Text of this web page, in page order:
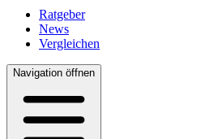
Ratgeber
News
Vergleichen
Navigation öffnen